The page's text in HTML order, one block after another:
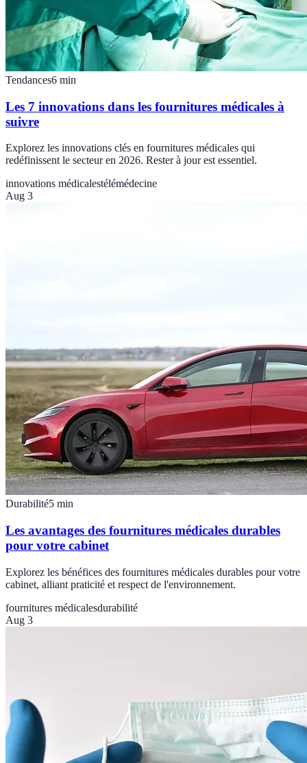
Tendances6 min
Les 7 innovations dans les fournitures médicales à
suivre
Explorez les innovations clés en fournitures médicales qui
redéfinissent le secteur en 2026. Rester à jour est essentiel.
innovations médicalestélémédecine
Aug 3
Durabilité5 min
Les avantages des fournitures médicales durables
pour votre cabinet
Explorez les bénéfices des fournitures médicales durables pour votre
cabinet, alliant praticité et respect de l'environnement.
fournitures médicalesdurabilité
Aug 3